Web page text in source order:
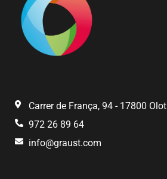
Carrer de França, 94 - 17800 Olot
972 26 89 64
info@graust.com